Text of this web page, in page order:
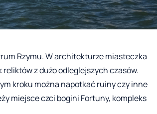
Rzymu. W architekturze miasteczka
z dużo odleglejszych czasów.
kroku można napotkać ruiny czy inne
miejsce czci bogini Fortuny, kompleks